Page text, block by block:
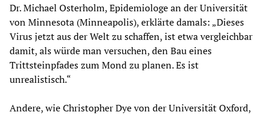
Dr. Michael Osterholm, Epidemiologe an der Universität
von Minnesota (Minneapolis), erklärte damals: „Dieses
Virus jetzt aus der Welt zu schaffen, ist etwa vergleichbar
damit, als würde man versuchen, den Bau eines
Trittsteinpfades zum Mond zu planen. Es ist
unrealistisch.“
Andere, wie Christopher Dye von der Universität Oxford,